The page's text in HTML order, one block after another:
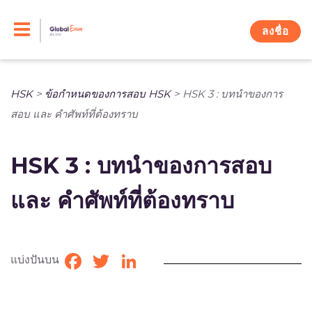
ลงชื่อ
HSK> ข้อกำหนดของการสอบ HSK> HSK 3 : บทนำของการ
สอบ และ คำศัพท์ที่ต้องทราบ
HSK 3 : บทนำของการสอบ
และ คำศัพท์ที่ต้องทราบ
แบ่งปันบน Facebook
TwitterLinkedIn